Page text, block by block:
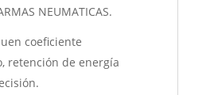
NEUMATICAS.
coeficiente
retención de energía